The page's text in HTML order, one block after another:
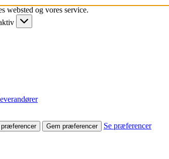
websted og vores service.
Gem præferencer Se præferencer